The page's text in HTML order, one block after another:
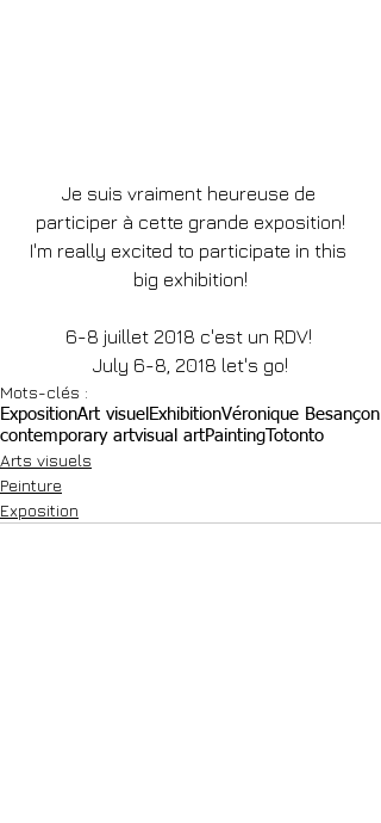
Je suis vraiment heureuse de
participer à cette grande exposition!
I'm really excited to participate in this
big exhibition!
6-8 juillet 2018 c'est un RDV!
July 6-8, 2018 let's go!
Mots-clés :
ExpositionArt visuel ExhibitionVéronique Besançon
contemporary artvisual artPainting Totonto
Arts visuels
Peinture
Exposition